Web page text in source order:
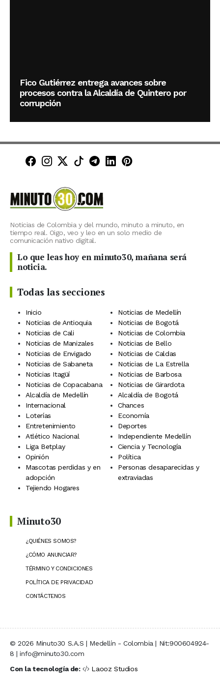
Fico Gutiérrez entrega avances sobre
procesos contra la Alcaldía de Quintero por
corrupción
Minuto30 en Facebook
Minuto30 en Instagram
Minuto30 en X (Twitter)
Minuto30 en TikTok
Canal de Minuto30 en
Minuto30 en LinkedIn
Minuto30 en
Noticias de Colombia y del mundo, minuto a minuto, en
tiempo real. Oigo, veo y leo en un solo medio de
comunicación nativo digital.
Lo que leas hoy en minuto30, mañana será
noticia.
Todas las secciones
Inicio
Noticias de Medellín
Noticias de Antioquia
Noticias de Bogotá
Noticias de Cali
Noticias de Colombia
Noticias de Manizales
Noticias de Bello
Noticias de Envigado
Noticias de Caldas
Noticias de Sabaneta
Noticias de La Estrella
Noticias Itagüí
Noticias de Barbosa
Noticias de Copacabana
Noticias de Girardota
Alcaldía de Medellín
Alcaldía de Bogotá
Internacional
Chances
Loterías
Economía
Entretenimiento
Deportes
Atlético Nacional
Independiente Medellín
Liga Betplay
Ciencia y Tecnología
Opinión
Política
Mascotas perdidas y en
adopción
Personas desaparecidas y
extraviadas
Tejiendo Hogares
Minuto30
¿QUIÉNES SOMOS?
¿CÓMO ANUNCIAR?
TÉRMINO Y CONDICIONES
POLÍTICA DE PRIVACIDAD
CONTÁCTENOS
© 2026 Minuto30 S.A.S | Medellín - Colombia | Nit:900604924-
8 | info@minuto30.com
Con la tecnología de:
Laooz Studios